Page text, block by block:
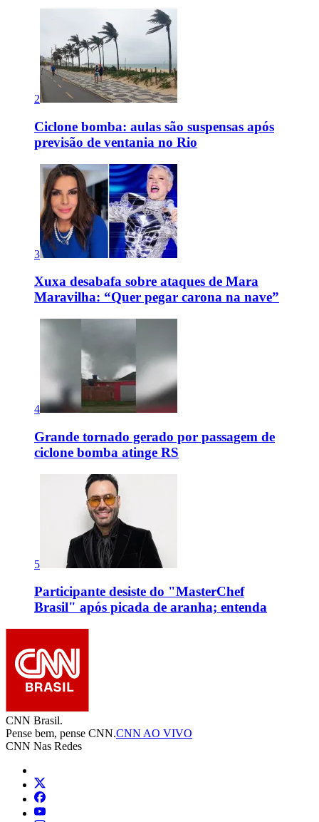
2
Ciclone bomba: aulas são suspensas após
previsão de ventania no Rio
3
Xuxa desabafa sobre ataques de Mara
Maravilha: “Quer pegar carona na nave”
4
Grande tornado gerado por passagem de
ciclone bomba atinge RS
5
Participante desiste do "MasterChef
Brasil" após picada de aranha; entenda
CNN Brasil.
Pense bem, pense CNN.CNN AO VIVO
CNN Nas Redes